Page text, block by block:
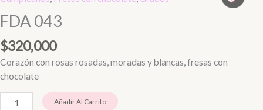
FDA 043
$320,000
Corazón con rosas rosadas, moradas y blancas, fresas con
chocolate
Añadir Al Carrito